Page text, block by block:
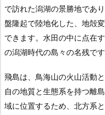
で訪れた潟湖の景勝地であ
盤隆起で陸地化した、地殻
できます。水田の中に点在
の潟湖時代の島々の名残です
飛島は、鳥海山の火山活動
自の地質と生態系を持つ離
域に位置するため、北方系